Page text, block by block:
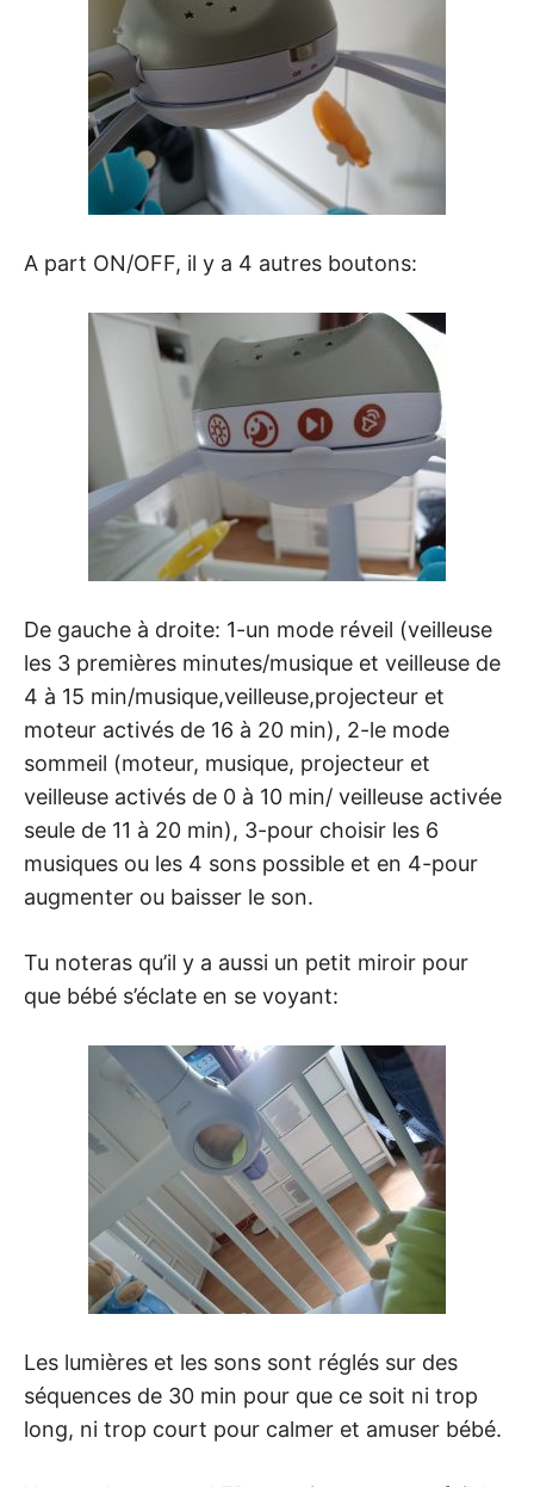
A part ON/OFF, il y a 4 autres boutons:
De gauche à droite: 1-un mode réveil (veilleuse
les 3 premières minutes/musique et veilleuse de
4 à 15 min/musique,veilleuse,projecteur et
moteur activés de 16 à 20 min), 2-le mode
sommeil (moteur, musique, projecteur et
veilleuse activés de 0 à 10 min/ veilleuse activée
seule de 11 à 20 min), 3-pour choisir les 6
musiques ou les 4 sons possible et en 4-pour
augmenter ou baisser le son.
Tu noteras qu’il y a aussi un petit miroir pour
que bébé s’éclate en se voyant:
Les lumières et les sons sont réglés sur des
séquences de 30 min pour que ce soit ni trop
long, ni trop court pour calmer et amuser bébé.